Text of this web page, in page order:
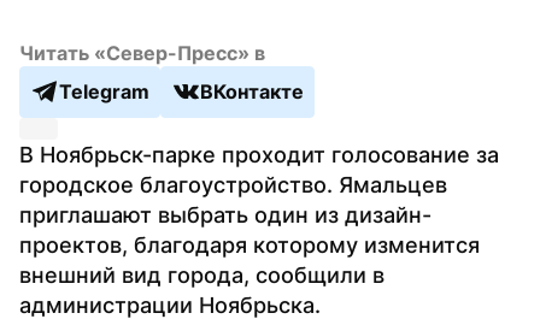
Читать «Север-Пресс» в
Telegram
ВКонтакте
В Ноябрьск-парке проходит голосование за
городское благоустройство. Ямальцев
приглашают выбрать один из дизайн-
проектов, благодаря которому изменится
внешний вид города, сообщили в
администрации Ноябрьска.